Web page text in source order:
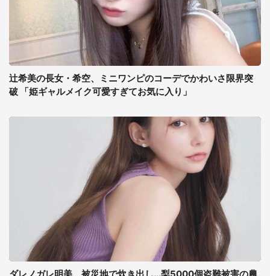
辻希美の長女・希空、ミニワンピのコーデでかわいさ限界突
破 「姫ギャルメイク可愛すぎてお気に入り」